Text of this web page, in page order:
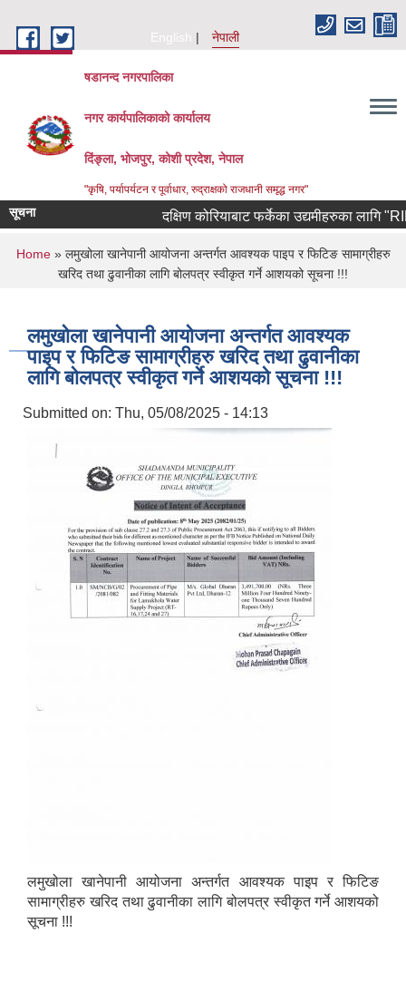
English
नेपाली
षडानन्द नगरपालिका
नगर कार्यपालिकाको कार्यालय
दिंङ्ला, भोजपुर, कोशी प्रदेश, नेपाल
"कृषि, पर्यापर्यटन र पूर्वाधार, रुद्राक्षको राजधानी समृद्ध नगर"
सूचना दक्षिण कोरियाबाट फर्केका उद्यमीहरुका लागि
You are here
Home» लमुखोला खानेपानी आयोजना अन्तर्गत आवश्यक पाइप र फिटिङ सामाग्रीहरु
खरिद तथा ढुवानीका लागि बोलपत्र स्वीकृत गर्ने आशयको सूचना !!!
लमुखोला खानेपानी आयोजना अन्तर्गत आवश्यक
पाइप र फिटिङ सामाग्रीहरु खरिद तथा ढुवानीका
लागि बोलपत्र स्वीकृत गर्ने आशयको सूचना !!!
Submitted on: Thu, 05/08/2025 - 14:13
लमुखोला खानेपानी आयोजना अन्तर्गत आवश्यक पाइप र फिटिङ
सामाग्रीहरु खरिद तथा ढुवानीका लागि बोलपत्र स्वीकृत गर्ने आशयको
सूचना !!!